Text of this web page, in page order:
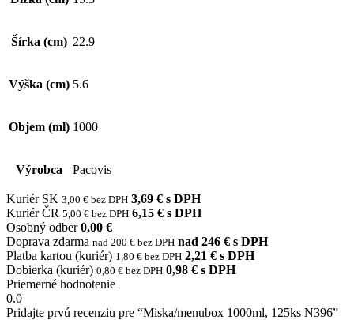
Šírka (cm) 22.9
Výška (cm) 5.6
Objem (ml) 1000
Výrobca Pacovis
Kuriér SK 3,00 € bez DPH 3,69 € s DPH
Kuriér ČR 5,00 € bez DPH 6,15 € s DPH
Osobný odber 0,00 €
Doprava zdarma nad 200 € bez DPH nad 246 € s DPH
Platba kartou (kuriér) 1,80 € bez DPH 2,21 € s DPH
Dobierka (kuriér) 0,80 € bez DPH 0,98 € s DPH
Priemerné hodnotenie
0.0
Pridajte prvú recenziu pre “Miska/menubox 1000ml, 125ks N396”